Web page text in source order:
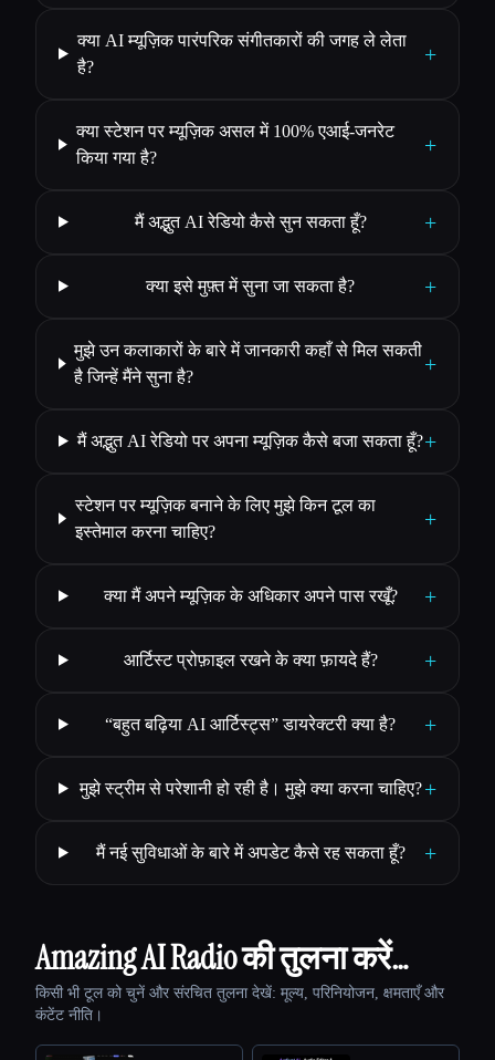
क्या AI म्यूज़िक पारंपरिक संगीतकारों की जगह ले लेता
है?
+
क्या स्टेशन पर म्यूज़िक असल में 100% एआई-जनरेट
किया गया है?
+
मैं अद्भुत AI रेडियो कैसे सुन सकता हूँ? +
क्या इसे मुफ़्त में सुना जा सकता है? +
मुझे उन कलाकारों के बारे में जानकारी कहाँ से मिल सकती
है जिन्हें मैंने सुना है?
+
मैं अद्भुत AI रेडियो पर अपना म्यूज़िक कैसे बजा सकता हूँ?+
स्टेशन पर म्यूज़िक बनाने के लिए मुझे किन टूल का
इस्तेमाल करना चाहिए?
+
क्या मैं अपने म्यूज़िक के अधिकार अपने पास रखूँ? +
आर्टिस्ट प्रोफ़ाइल रखने के क्या फ़ायदे हैं? +
“बहुत बढ़िया AI आर्टिस्ट्स” डायरेक्टरी क्या है? +
मुझे स्ट्रीम से परेशानी हो रही है। मुझे क्या करना चाहिए?+
मैं नई सुविधाओं के बारे में अपडेट कैसे रह सकता हूँ? +
Amazing AI Radio की तुलना करें…
किसी भी टूल को चुनें और संरचित तुलना देखें: मूल्य, परिनियोजन, क्षमताएँ और
कंटेंट नीति।